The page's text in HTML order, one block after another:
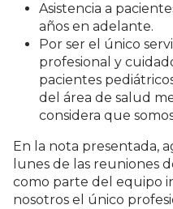
Asistencia a
años en adelante.
Por ser el único
profesional y
pacientes
del área de salud
considera que
En la nota presentada,
lunes de las reuniones
como parte del equipo
nosotros el único